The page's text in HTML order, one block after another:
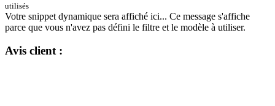
utilisés
Votre snippet dynamique sera affiché ici... Ce message s'affiche
parce que vous n'avez pas défini le filtre et le modèle à utiliser.
Avis client :